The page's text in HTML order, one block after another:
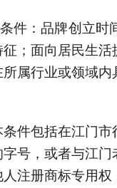
件：品牌创立时
；面向居民生
属行业或领域
件包括在江门市
号，或者与江
注册商标专用